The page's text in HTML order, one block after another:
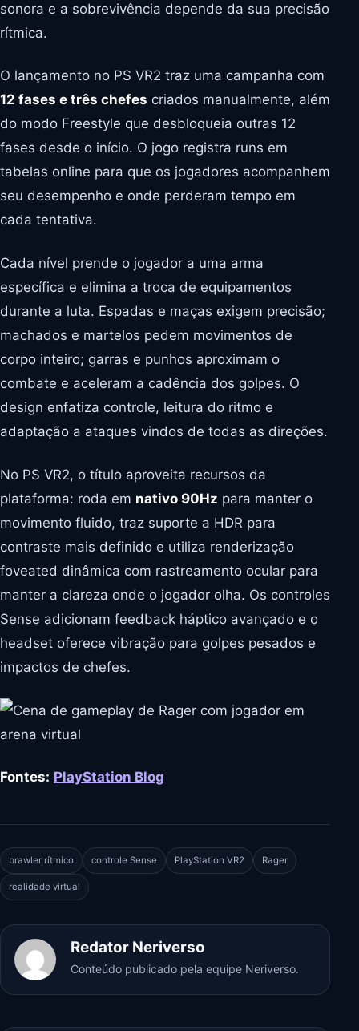
sonora e a sobrevivência depende da sua precisão
rítmica.
O lançamento no PS VR2 traz uma campanha com
12 fases e três chefes criados manualmente, além
do modo Freestyle que desbloqueia outras 12
fases desde o início. O jogo registra runs em
tabelas online para que os jogadores acompanhem
seu desempenho e onde perderam tempo em
cada tentativa.
Cada nível prende o jogador a uma arma
específica e elimina a troca de equipamentos
durante a luta. Espadas e maças exigem precisão;
machados e martelos pedem movimentos de
corpo inteiro; garras e punhos aproximam o
combate e aceleram a cadência dos golpes. O
design enfatiza controle, leitura do ritmo e
adaptação a ataques vindos de todas as direções.
No PS VR2, o título aproveita recursos da
plataforma: roda em nativo 90Hz para manter o
movimento fluido, traz suporte a HDR para
contraste mais definido e utiliza renderização
foveated dinâmica com rastreamento ocular para
manter a clareza onde o jogador olha. Os controles
Sense adicionam feedback háptico avançado e o
headset oferece vibração para golpes pesados e
impactos de chefes.
Fontes: PlayStation Blog
brawler rítmico controle Sense PlayStation VR2 Rager
realidade virtual
Redator Neriverso
Conteúdo publicado pela equipe Neriverso.